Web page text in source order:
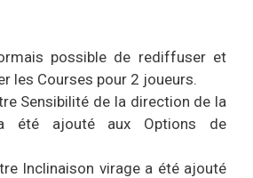
possible de rediffuser et
les Courses pour 2 joueurs.
Sensibilité de la direction de la
été ajouté aux Options de
Inclinaison virage a été ajouté